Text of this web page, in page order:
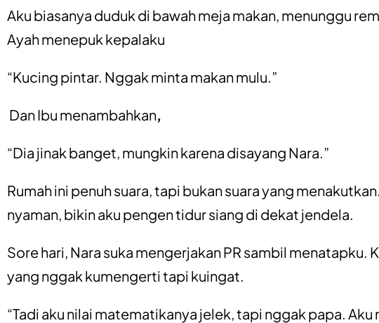
Aku biasanya duduk di bawah meja makan, menunggu
Ayah menepuk kepalaku
“Kucing pintar. Nggak minta makan mulu.”
Dan Ibu menambahkan,
“Dia jinak banget, mungkin karena disayang Nara.”
Rumah ini penuh suara, tapi bukan suara yang
nyaman, bikin aku pengen tidur siang di dekat jendela.
Sore hari, Nara suka mengerjakan PR sambil menatapku.
yang nggak kumengerti tapi kuingat.
“Tadi aku nilai matematikanya jelek, tapi nggak papa. Aku